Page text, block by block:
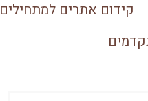
קידום אתרים למתחילים